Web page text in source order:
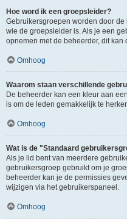
Hoe word ik een groepsleider?
Gebruikersgroepen worden door
wie de groepsleider is. Als je een
opnemen met de beheerder, dit
Omhoog
Waarom staan verschillende
De beheerder kan een kleur aan
is om de leden gemakkelijk te
Omhoog
Wat is de "Standaard
Als je lid bent van meerdere
gebruikersgroep gebruikt om je
beheerder kan je de permissies
wijzigen via het gebruikerspaneel.
Omhoog